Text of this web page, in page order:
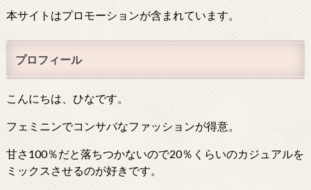
本サイトはプロモーションが含まれています。
プロフィール
こんにちは、ひなです。
フェミニンでコンサバなファッションが得意。
甘さ100％だと落ちつかないので20％くらいのカジュアルを
ミックスさせるのが好きです。